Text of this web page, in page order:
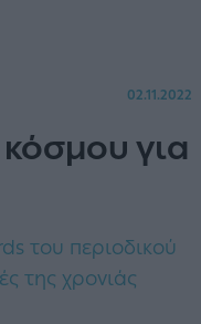
02.11.2022
για
του περιοδικού
της χρονιάς